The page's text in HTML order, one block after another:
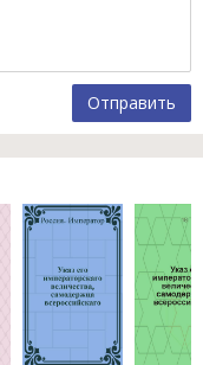
Отправить